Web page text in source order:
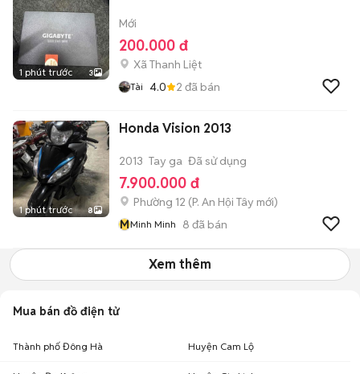
1 phút trước 3
Mới
200.000 đ
Xã Thanh Liệt
Tài 4.0 2 đã bán
1 phút trước 8
Honda Vision 2013
2013 Tay ga Đã sử dụng
7.900.000 đ
Phường 12 (P. An Hội Tây mới)
MMinh Minh 8 đã bán
Xem thêm
Mua bán đồ điện tử
Thành phố Đông Hà Huyện Cam Lộ